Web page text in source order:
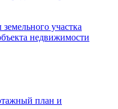
участка
недвижимости
план и